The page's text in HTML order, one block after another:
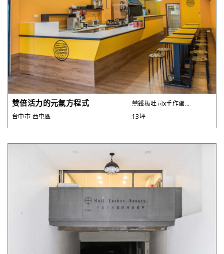
雙倍活力的元氣方程式
囍鐵板吐司x手作蛋...
台中市 西屯區
13坪